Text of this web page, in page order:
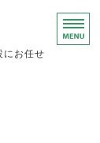
入江建設株
にお任せ